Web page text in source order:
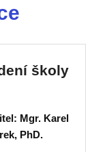
školy
Mgr. Karel
PhD.